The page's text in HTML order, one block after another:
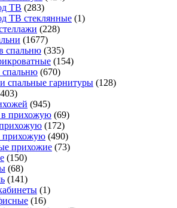
ТВ (283)
ТВ стеклянные (1)
(228)
(1677)
спальню (335)
(154)
(670)
спальные гарнитуры (128)
(945)
прихожую (69)
(172)
(490)
прихожие (73)
(150)
(68)
(141)
(1)
(16)